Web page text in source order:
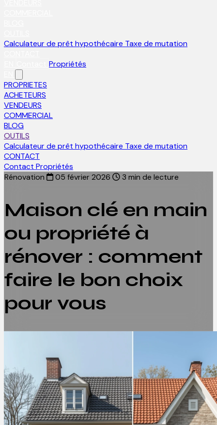
Calculateur de prêt hypothécaire Taxe de mutation
Propriétés
PROPRIETES
ACHETEURS
VENDEURS
COMMERCIAL
BLOG
OUTILS
Calculateur de prêt hypothécaire Taxe de mutation
CONTACT
Contact Propriétés
Rénovation
05 février 2026 3 min de lecture
Maison clé en main
ou propriété à
rénover : comment
faire le bon choix
pour vous